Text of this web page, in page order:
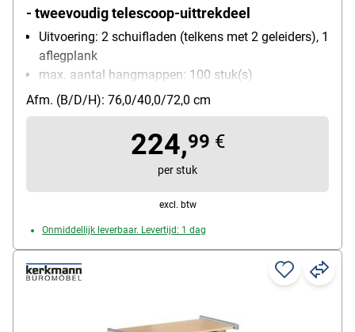
- tweevoudig telescoop-uittrekdeel
Uitvoering: 2 schuifladen (telkens met 2 geleiders), 1
aflegplank
max. aantal hangmappen: 100 stuk(s)
Materiaal: metaal
Bijzonderheden: Telescoop-schuifframe met
Afm. (B/D/H): 76,0/40,0/72,0 cm
224,99 €
per stuk
excl. btw
Onmiddellijk leverbaar. Levertijd: 1 dag